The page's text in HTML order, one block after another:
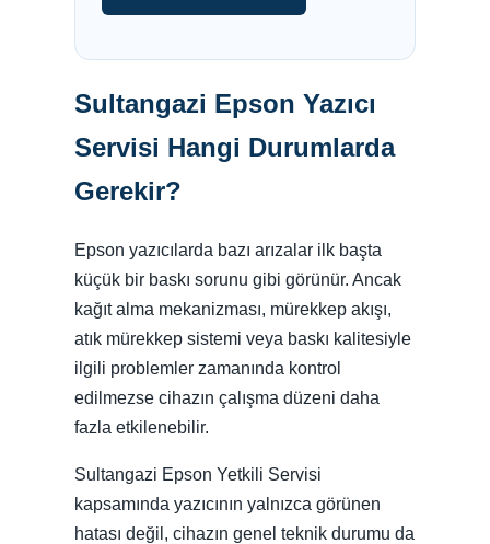
Sultangazi Epson Yazıcı
Servisi Hangi Durumlarda
Gerekir?
Epson yazıcılarda bazı arızalar ilk başta
küçük bir baskı sorunu gibi görünür. Ancak
kağıt alma mekanizması, mürekkep akışı,
atık mürekkep sistemi veya baskı kalitesiyle
ilgili problemler zamanında kontrol
edilmezse cihazın çalışma düzeni daha
fazla etkilenebilir.
Sultangazi Epson Yetkili Servisi
kapsamında yazıcının yalnızca görünen
hatası değil, cihazın genel teknik durumu da